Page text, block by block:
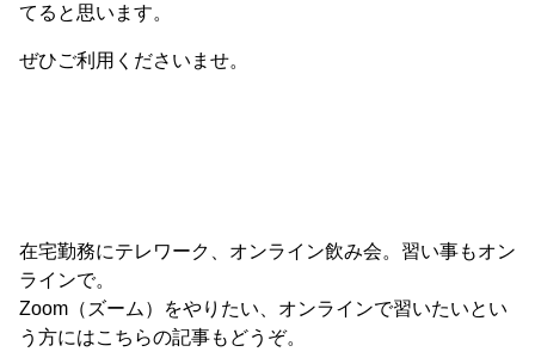
てると思います。
ぜひご利用くださいませ。
在宅勤務にテレワーク、オンライン飲み会。習い事もオン
ラインで。
Zoom（ズーム）をやりたい、オンラインで習いたいとい
う方にはこちらの記事もどうぞ。